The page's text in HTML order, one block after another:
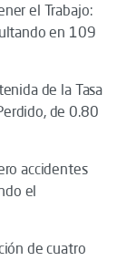
el Trabajo:
en 109
de la Tasa
de 0.80
accidentes
el
de cuatro